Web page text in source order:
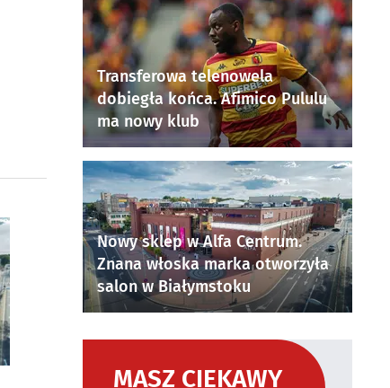
Transferowa telenowela
dobiegła końca. Afimico Pululu
ma nowy klub
Nowy sklep w Alfa Centrum.
Znana włoska marka otworzyła
salon w Białymstoku
MASZ CIEKAWY